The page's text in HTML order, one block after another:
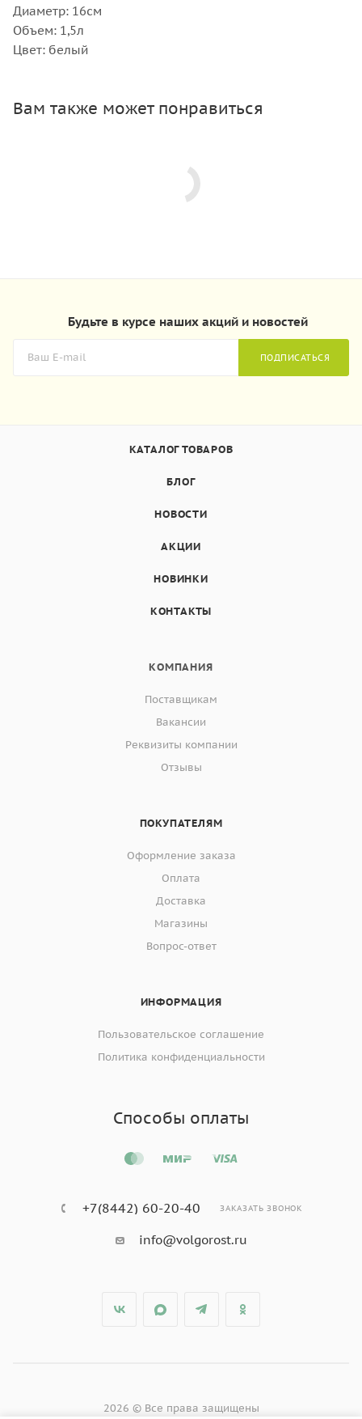
Диаметр: 16см
Объем: 1,5л
Цвет: белый
Вам также может понравиться
Будьте в курсе наших акций и новостей
ПОДПИСАТЬСЯ
КАТАЛОГ ТОВАРОВ
БЛОГ
НОВОСТИ
АКЦИИ
НОВИНКИ
КОНТАКТЫ
КОМПАНИЯ
Поставщикам
Вакансии
Реквизиты компании
Отзывы
ПОКУПАТЕЛЯМ
Оформление заказа
Оплата
Доставка
Магазины
Вопрос-ответ
ИНФОРМАЦИЯ
Пользовательское соглашение
Политика конфиденциальности
Способы оплаты
+7(8442) 60-20-40 ЗАКАЗАТЬ ЗВОНОК
info@volgorost.ru
2026 © Все права защищены